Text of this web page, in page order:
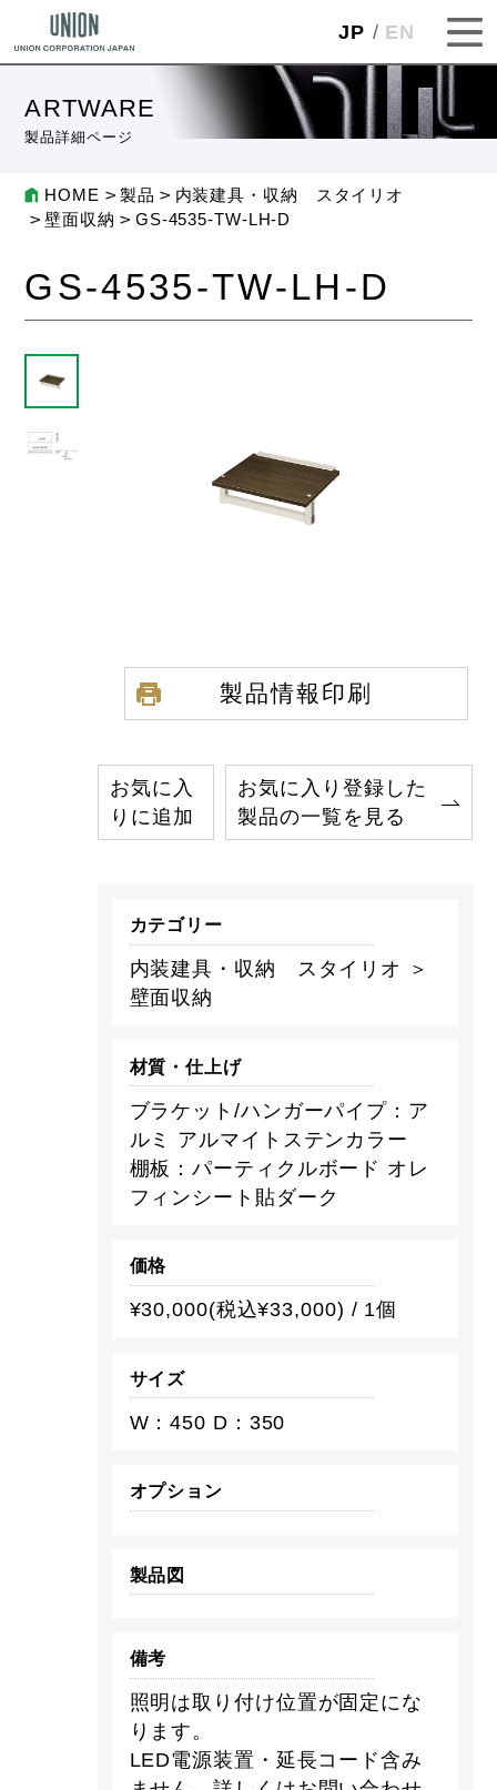
JP EN
ARTWARE
製品詳細ページ
HOME 製品
内装建具・収納 スタイリオ
壁面収納
GS-4535-TW-LH-D
GS-4535-TW-LH-D
製品情報印刷
お気に入
りに追加
お気に入り登録した
製品の一覧を見る
カテゴリー
内装建具・収納 スタイリオ ＞
壁面収納
材質・仕上げ
ブラケット/ハンガーパイプ：ア
ルミ アルマイトステンカラー
棚板：パーティクルボード オレ
フィンシート貼ダーク
価格
¥30,000(税込¥33,000) / 1個
サイズ
W：450 D：350
オプション
製品図
備考
照明は取り付け位置が固定にな
ります。
LED電源装置・延長コード含み